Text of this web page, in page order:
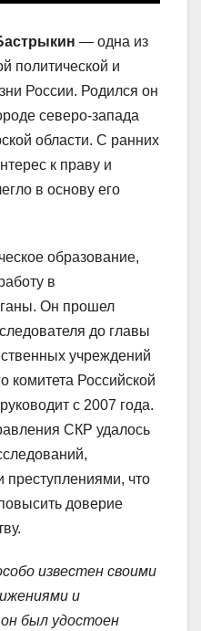
— одна из
политической и
России. Родился он
северо-запада
области. С ранних
к праву и
в основу его
образование,
в
Он прошел
до главы
учреждений
комитета Российской
с 2007 года.
СКР удалось
преступлениями, что
доверие
известен своими
и
был удостоен